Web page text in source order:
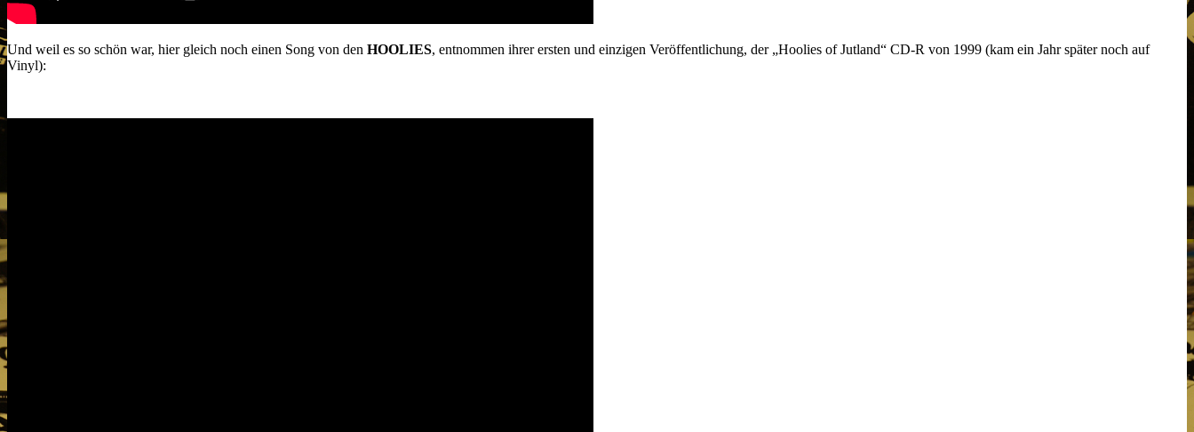
Und weil es so schön war, hier gleich noch einen Song von den HOOLIES, entnommen ihrer ersten und einzigen Veröffentlichung, der „Hoolies of Jutland“ CD-R von 1999 (kam ein Jahr später noch auf
Vinyl):